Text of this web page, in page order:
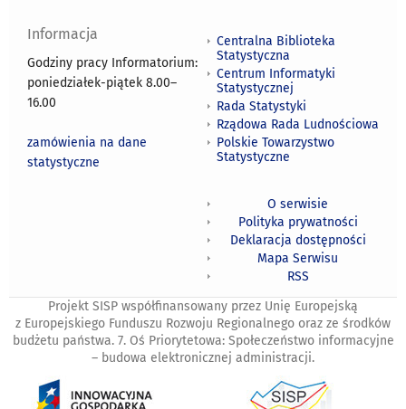
Informacja
Godziny pracy Informatorium:
poniedziałek-piątek 8.00–
16.00
zamówienia na dane
statystyczne
Centralna Biblioteka
Statystyczna
Centrum Informatyki
Statystycznej
Rada Statystyki
Rządowa Rada Ludnościowa
Polskie Towarzystwo
Statystyczne
O serwisie
Polityka prywatności
Deklaracja dostępności
Mapa Serwisu
RSS
Projekt SISP współfinansowany przez Unię Europejską
z Europejskiego Funduszu Rozwoju Regionalnego oraz ze środków
budżetu państwa. 7. Oś Priorytetowa: Społeczeństwo informacyjne
– budowa elektronicznej administracji.